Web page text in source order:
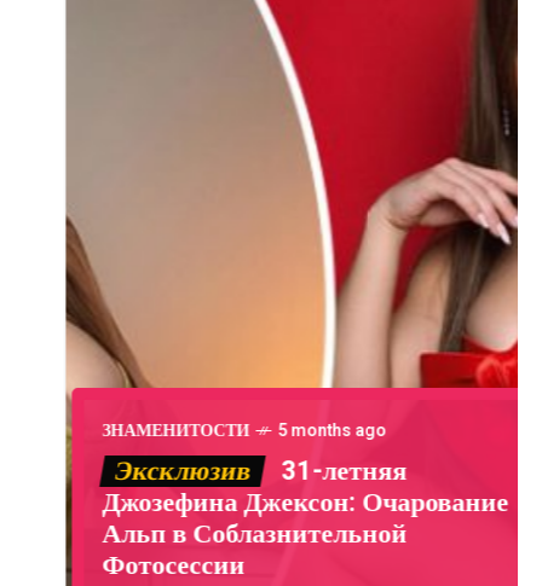
ЗНАМЕНИТОСТИ 5 months ago
Эксклюзив
31-летняя
Джозефина Джексон: Очарование
Альп в Соблазнительной
Фотосессии